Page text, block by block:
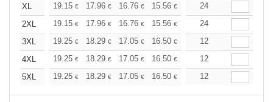
XL
19.15 € 17.96 € 16.76 € 15.56 € 14.36€
24
2XL
19.15 € 17.96 € 16.76 € 15.56 € 14.36€
24
3XL
19.25 € 18.29 € 17.05 € 16.50 € 15.68€
12
4XL
19.25 € 18.29 € 17.05 € 16.50 € 15.68€
12
5XL
19.25 € 18.29 € 17.05 € 16.50 € 15.68€
12